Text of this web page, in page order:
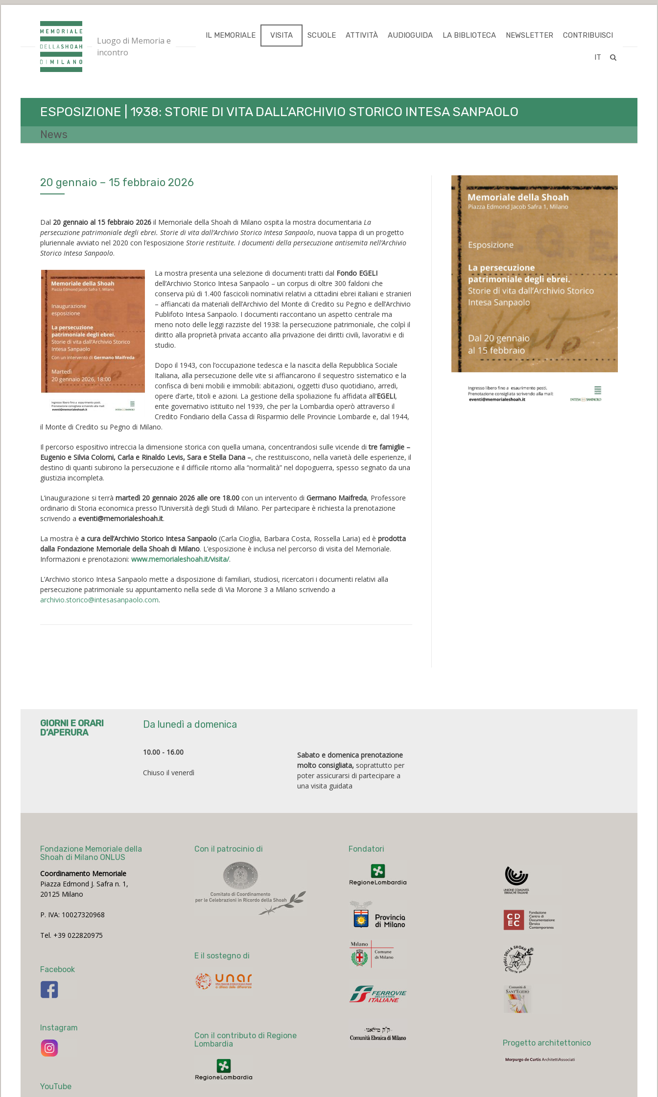
Luogo di Memoria e
incontro
IL MEMORIALE VISITA SCUOLE ATTIVITÀ AUDIOGUIDA LA BIBLIOTECA NEWSLETTER CONTRIBUISCI
IT
ESPOSIZIONE | 1938: STORIE DI VITA DALL’ARCHIVIO STORICO INTESA SANPAOLO
News
20 gennaio – 15 febbraio 2026
Dal 20 gennaio al 15 febbraio 2026 il Memoriale della Shoah di Milano ospita la mostra documentaria La
persecuzione patrimoniale degli ebrei. Storie di vita dall’Archivio Storico Intesa Sanpaolo, nuova tappa di un progetto
pluriennale avviato nel 2020 con l’esposizione Storie restituite. I documenti della persecuzione antisemita nell’Archivio
Storico Intesa Sanpaolo.
La mostra presenta una selezione di documenti tratti dal Fondo EGELI
dell’Archivio Storico Intesa Sanpaolo – un corpus di oltre 300 faldoni che
conserva più di 1.400 fascicoli nominativi relativi a cittadini ebrei italiani e stranieri
– affiancati da materiali dell’Archivio del Monte di Credito su Pegno e dell’Archivio
Publifoto Intesa Sanpaolo. I documenti raccontano un aspetto centrale ma
meno noto delle leggi razziste del 1938: la persecuzione patrimoniale, che colpì il
diritto alla proprietà privata accanto alla privazione dei diritti civili, lavorativi e di
studio.
Dopo il 1943, con l’occupazione tedesca e la nascita della Repubblica Sociale
Italiana, alla persecuzione delle vite si affiancarono il sequestro sistematico e la
confisca di beni mobili e immobili: abitazioni, oggetti d’uso quotidiano, arredi,
opere d’arte, titoli e azioni. La gestione della spoliazione fu affidata all’EGELI,
ente governativo istituito nel 1939, che per la Lombardia operò attraverso il
Credito Fondiario della Cassa di Risparmio delle Provincie Lombarde e, dal 1944,
il Monte di Credito su Pegno di Milano.
Il percorso espositivo intreccia la dimensione storica con quella umana, concentrandosi sulle vicende ditre famiglie –
Eugenio e Silvia Colorni, Carla e Rinaldo Levis, Sara e Stella Dana –, che restituiscono, nella varietà delle esperienze, il
destino di quanti subirono la persecuzione e il difficile ritorno alla “normalità” nel dopoguerra, spesso segnato da una
giustizia incompleta.
L’inaugurazione si terrà martedì 20 gennaio 2026 alle ore 18.00 con un intervento di Germano Maifreda, Professore
ordinario di Storia economica presso l’Università degli Studi di Milano. Per partecipare è richiesta la prenotazione
scrivendo a eventi@memorialeshoah.it.
La mostra è a cura dell’Archivio Storico Intesa Sanpaolo (Carla Cioglia, Barbara Costa, Rossella Laria) ed è prodotta
dalla Fondazione Memoriale della Shoah di Milano. L’esposizione è inclusa nel percorso di visita del Memoriale.
Informazioni e prenotazioni: www.memorialeshoah.it/visita/.
L’Archivio storico Intesa Sanpaolo mette a disposizione di familiari, studiosi, ricercatori i documenti relativi alla
persecuzione patrimoniale su appuntamento nella sede di Via Morone 3 a Milano scrivendo a
archivio.storico@intesasanpaolo.com.
GIORNI E ORARI
D’APERURA
Da lunedì a domenica
10.00 - 16.00
Chiuso il venerdì
Sabato e domenica prenotazione
molto consigliata, soprattutto per
poter assicurarsi di partecipare a
una visita guidata
Fondazione Memoriale della
Shoah di Milano ONLUS
Coordinamento Memoriale
Piazza Edmond J. Safra n. 1,
20125 Milano
P. IVA: 10027320968
Tel. +39 022820975
Facebook
Instagram
YouTube
Con il patrocinio di
E il sostegno di
Con il contributo di Regione
Lombardia
Fondatori
Progetto architettonico